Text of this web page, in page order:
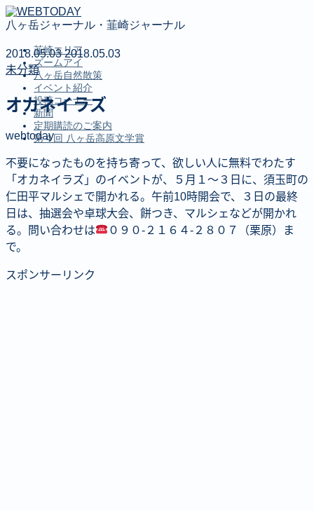
八ヶ岳ジャーナル・韮崎ジャーナル
韮崎エリア
ズームアイ
八ヶ岳自然散策
イベント紹介
投稿コーナー
新聞
定期購読のご案内
第４回 八ヶ岳高原文学賞
MENU
韮崎エリア
ズームアイ
八ヶ岳自然散策
新聞
2018.05.032018.05.03
未分類
オカネイラズ
webtoday
不要になったものを持ち寄って、欲しい人に無料でわたす
「オカネイラズ」のイベントが、５月１〜３日に、須玉町の
仁田平マルシェで開かれる。午前10時開会で、３日の最終
日は、抽選会や卓球大会、餅つき、マルシェなどが開かれ
る。問い合わせは
０９０‐２１６４‐２８０７（栗原）ま
で。
スポンサーリンク